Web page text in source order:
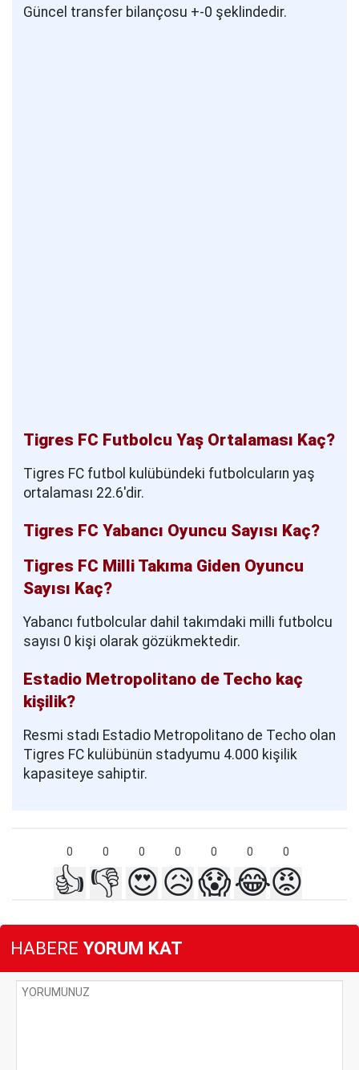
Güncel transfer bilançosu +-0 şeklindedir.
Tigres FC Futbolcu Yaş Ortalaması Kaç?
Tigres FC futbol kulübündeki futbolcuların yaş
ortalaması 22.6'dir.
Tigres FC Yabancı Oyuncu Sayısı Kaç?
Tigres FC Milli Takıma Giden Oyuncu
Sayısı Kaç?
Yabancı futbolcular dahil takımdaki milli futbolcu
sayısı 0 kişi olarak gözükmektedir.
Estadio Metropolitano de Techo kaç
kişilik?
Resmi stadı Estadio Metropolitano de Techo olan
Tigres FC kulübünün stadyumu 4.000 kişilik
kapasiteye sahiptir.
0 0 0 0 0 0 0
👍 👎 😍😥😱😂😡
HABERE YORUM KAT